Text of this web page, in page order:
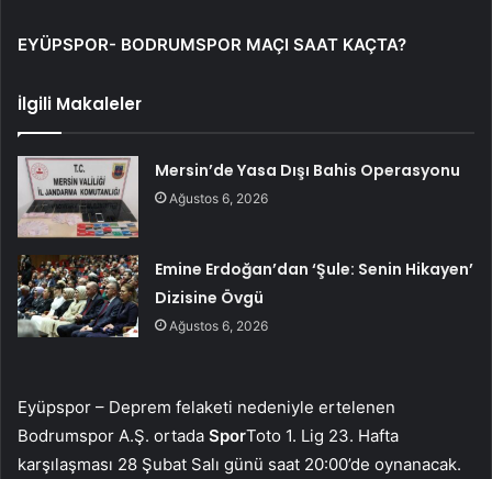
EYÜPSPOR- BODRUMSPOR MAÇI SAAT KAÇTA?
İlgili Makaleler
Mersin’de Yasa Dışı Bahis Operasyonu
Ağustos 6, 2026
Emine Erdoğan’dan ‘Şule: Senin Hikayen’
Dizisine Övgü
Ağustos 6, 2026
Eyüpspor – Deprem felaketi nedeniyle ertelenen
Bodrumspor A.Ş. ortada SporToto 1. Lig 23. Hafta
karşılaşması 28 Şubat Salı günü saat 20:00’de oynanacak.